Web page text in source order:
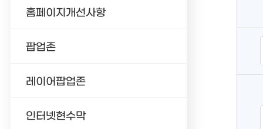
홈페이지개선사항
팝업존
레이어팝업존
인터넷현수막